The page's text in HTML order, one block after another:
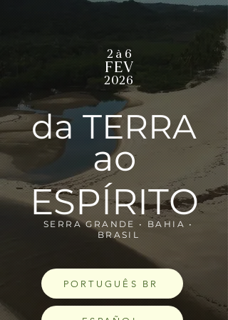
2 à 6
FEV
2026
SERRA GRANDE • BAHIA •
BRASIL
da TERRA
ao
ESPÍRITO
PORTUGUÊS BR